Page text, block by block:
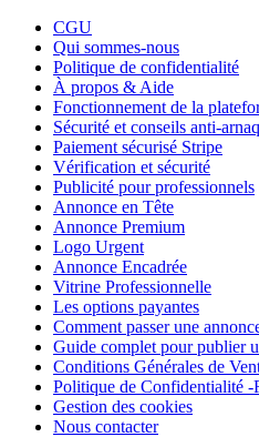
CGU
Qui sommes-nous
Politique de confidentialité
À propos & Aide
Fonctionnement de la
Sécurité et conseils anti-
Paiement sécurisé Stripe
Vérification et sécurité
Publicité pour professionnels
Annonce en Tête
Annonce Premium
Logo Urgent
Annonce Encadrée
Vitrine Professionnelle
Les options payantes
Comment passer une
Guide complet pour publier
Conditions Générales de
Politique de Confidentialité -
Gestion des cookies
Nous contacter